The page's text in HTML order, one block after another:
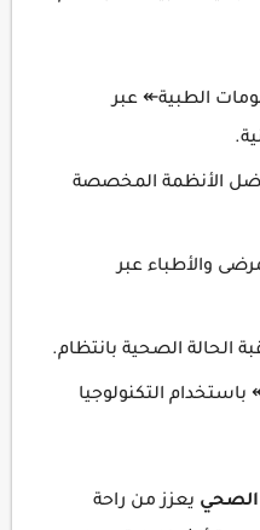
الطبية↞ عبر
الأنظمة المخصصة
والأطباء عبر
الحالة الصحية بانتظام.
التكنولوجيا
الصحي يعزز من راحة